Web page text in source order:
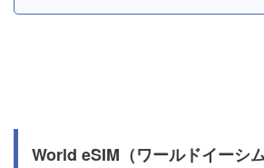
World eSIM（ワールドイーシム